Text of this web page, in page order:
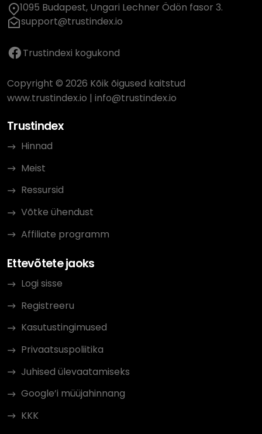
1095 Budapest, Ungari Lechner Ödön fasor 3.
support@trustindex.io
Trustindexi kogukond
Copyright © 2026 Kõik õigused kaitstud
www.trustindex.io | info@trustindex.io
Trustindex
Hinnad
Meist
Ressursid
Võtke ühendust
Affiliate programm
Ettevõtete jaoks
Logi sisse
Registreeru
Kasutustingimused
Privaatsuspoliitika
Juhised ülevaatamiseks
Google’i müüjahinnang
KKK